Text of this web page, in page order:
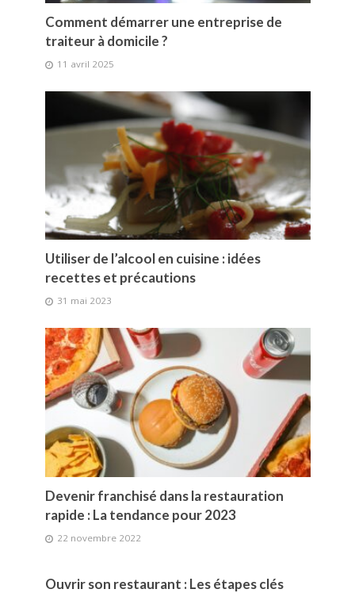
Comment démarrer une entreprise de
traiteur à domicile ?
11 avril 2025
Utiliser de l’alcool en cuisine : idées
recettes et précautions
31 mai 2023
Devenir franchisé dans la restauration
rapide : La tendance pour 2023
22 novembre 2022
Ouvrir son restaurant : Les étapes clés